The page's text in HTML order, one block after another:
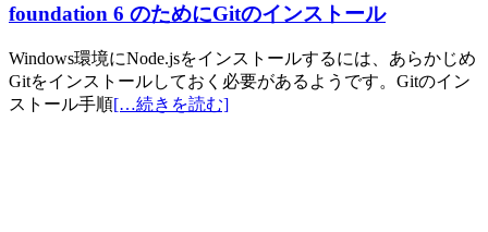
foundation 6 のためにGitのインストール
Windows環境にNode.jsをインストールするには、あらかじめ
Gitをインストールしておく必要があるようです。Gitのイン
ストール手順[…続きを読む]